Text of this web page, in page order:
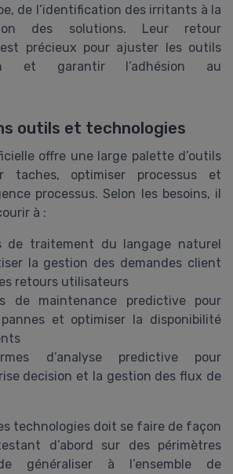
de l’identification des irritants à la
des solutions. Leur retour
est précieux pour ajuster les outils
et garantir l’adhésion au
outils et technologies
offre une large palette d’outils
taches, optimiser processus et
processus. Selon les besoins, il
à :
de traitement du langage naturel
la gestion des demandes client
retours utilisateurs
de maintenance predictive pour
et optimiser la disponibilité
d’analyse predictive pour
decision et la gestion des flux de
technologies doit se faire de façon
d’abord sur des périmètres
généraliser à l’ensemble de